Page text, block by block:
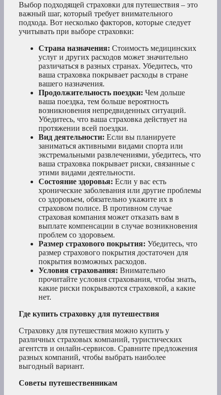
Выбор подходящей страховки для путешествия – это
важный шаг, который требует внимательного
подхода. Вот несколько факторов, которые следует
учитывать при выборе страховки:
Страна назначения: Стоимость медицинских
услуг и других расходов может значительно
различаться в разных странах. Убедитесь, что
ваша страховка покрывает расходы в стране
вашего назначения.
Продолжительность поездки: Чем дольше
ваша поездка, тем больше вероятность
возникновения непредвиденных ситуаций.
Убедитесь, что ваша страховка действует на
протяжении всей поездки.
Вид деятельности: Если вы планируете
заниматься активными видами спорта или
экстремальными развлечениями, убедитесь, что
ваша страховка покрывает риски, связанные с
этими видами деятельности.
Состояние здоровья: Если у вас есть
хронические заболевания или другие проблемы
со здоровьем, обязательно укажите их в
страховом полисе. В противном случае
страховая компания может отказать вам в
выплате компенсации в случае возникновения
проблем со здоровьем.
Размер страхового покрытия: Убедитесь, что
размер страхового покрытия достаточен для
покрытия возможных расходов.
Условия страхования: Внимательно
прочитайте условия страхования, чтобы знать,
какие риски покрываются страховкой, а какие
нет.
Где купить страховку для путешествия
Страховку для путешествия можно купить у
различных страховых компаний, туристических
агентств и онлайн-сервисов. Сравните предложения
разных компаний, чтобы выбрать наиболее
выгодный вариант.
Советы путешественникам